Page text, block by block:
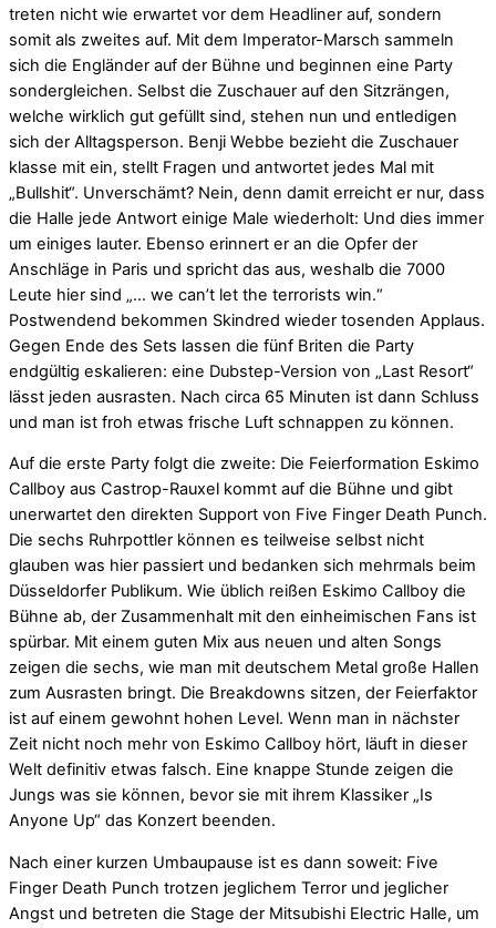
treten nicht wie erwartet vor dem Headliner auf, sondern
somit als zweites auf. Mit dem Imperator-Marsch sammeln
sich die Engländer auf der Bühne und beginnen eine Party
sondergleichen. Selbst die Zuschauer auf den Sitzrängen,
welche wirklich gut gefüllt sind, stehen nun und entledigen
sich der Alltagsperson. Benji Webbe bezieht die Zuschauer
klasse mit ein, stellt Fragen und antwortet jedes Mal mit
„Bullshit“. Unverschämt? Nein, denn damit erreicht er nur, dass
die Halle jede Antwort einige Male wiederholt: Und dies immer
um einiges lauter. Ebenso erinnert er an die Opfer der
Anschläge in Paris und spricht das aus, weshalb die 7000
Leute hier sind „… we can’t let the terrorists win.“
Postwendend bekommen Skindred wieder tosenden Applaus.
Gegen Ende des Sets lassen die fünf Briten die Party
endgültig eskalieren: eine Dubstep-Version von „Last Resort“
lässt jeden ausrasten. Nach circa 65 Minuten ist dann Schluss
und man ist froh etwas frische Luft schnappen zu können.
Auf die erste Party folgt die zweite: Die Feierformation Eskimo
Callboy aus Castrop-Rauxel kommt auf die Bühne und gibt
unerwartet den direkten Support von Five Finger Death Punch.
Die sechs Ruhrpottler können es teilweise selbst nicht
glauben was hier passiert und bedanken sich mehrmals beim
Düsseldorfer Publikum. Wie üblich reißen Eskimo Callboy die
Bühne ab, der Zusammenhalt mit den einheimischen Fans ist
spürbar. Mit einem guten Mix aus neuen und alten Songs
zeigen die sechs, wie man mit deutschem Metal große Hallen
zum Ausrasten bringt. Die Breakdowns sitzen, der Feierfaktor
ist auf einem gewohnt hohen Level. Wenn man in nächster
Zeit nicht noch mehr von Eskimo Callboy hört, läuft in dieser
Welt definitiv etwas falsch. Eine knappe Stunde zeigen die
Jungs was sie können, bevor sie mit ihrem Klassiker „Is
Anyone Up“ das Konzert beenden.
Nach einer kurzen Umbaupause ist es dann soweit: Five
Finger Death Punch trotzen jeglichem Terror und jeglicher
Angst und betreten die Stage der Mitsubishi Electric Halle, um